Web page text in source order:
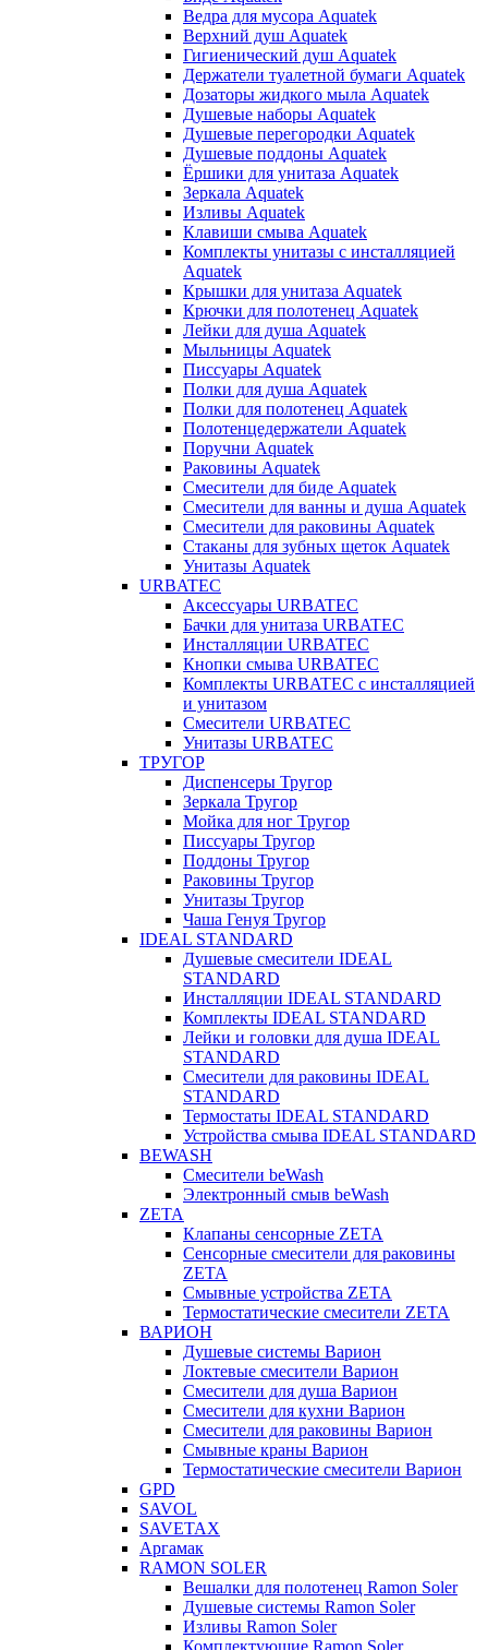
Ведра для мусора Aquatek
Верхний душ Aquatek
Гигиенический душ Aquatek
Держатели туалетной бумаги Aquatek
Дозаторы жидкого мыла Aquatek
Душевые наборы Aquatek
Душевые перегородки Aquatek
Душевые поддоны Aquatek
Ёршики для унитаза Aquatek
Зеркала Aquatek
Изливы Aquatek
Клавиши смыва Aquatek
Комплекты унитазы с инсталляцией
Aquatek
Крышки для унитаза Aquatek
Крючки для полотенец Aquatek
Лейки для душа Aquatek
Мыльницы Aquatek
Писсуары Aquatek
Полки для душа Aquatek
Полки для полотенец Aquatek
Полотенцедержатели Aquatek
Поручни Aquatek
Раковины Aquatek
Смесители для биде Aquatek
Смесители для ванны и душа Aquatek
Смесители для раковины Aquatek
Стаканы для зубных щеток Aquatek
Унитазы Aquatek
URBATEC
Аксессуары URBATEC
Бачки для унитаза URBATEC
Инсталляции URBATEC
Кнопки смыва URBATEC
Комплекты URBATEC с инсталляцией
и унитазом
Смесители URBATEC
Унитазы URBATEC
ТРУГОР
Диспенсеры Тругор
Зеркала Тругор
Мойка для ног Тругор
Писсуары Тругор
Поддоны Тругор
Раковины Тругор
Унитазы Тругор
Чаша Генуя Тругор
IDEAL STANDARD
Душевые смесители IDEAL
STANDARD
Инсталляции IDEAL STANDARD
Комплекты IDEAL STANDARD
Лейки и головки для душа IDEAL
STANDARD
Смесители для раковины IDEAL
STANDARD
Термостаты IDEAL STANDARD
Устройства смыва IDEAL STANDARD
BEWASH
Смесители beWash
Электронный смыв beWash
ZETA
Клапаны сенсорные ZETA
Сенсорные смесители для раковины
ZETA
Смывные устройства ZETA
Термостатические смесители ZETA
ВАРИОН
Душевые системы Варион
Локтевые смесители Варион
Смесители для душа Варион
Смесители для кухни Варион
Смесители для раковины Варион
Смывные краны Варион
Термостатические смесители Варион
GPD
SAVOL
SAVETAX
Аргамак
RAMON SOLER
Вешалки для полотенец Ramon Soler
Душевые системы Ramon Soler
Изливы Ramon Soler
Комплектующие Ramon Soler